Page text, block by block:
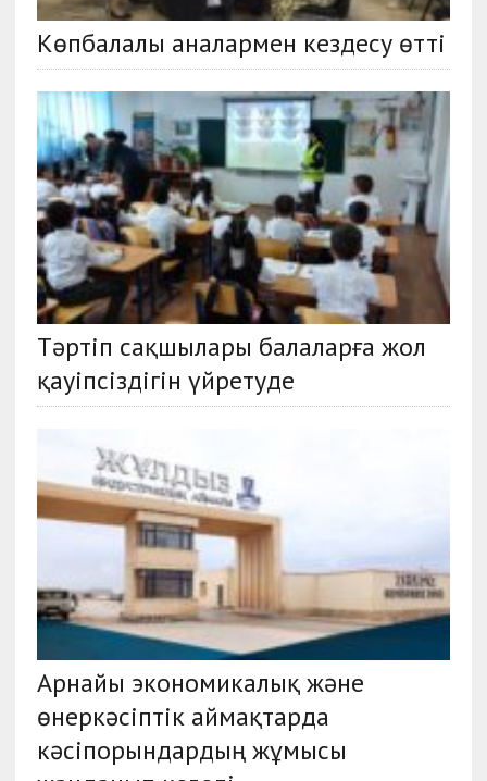
Көпбалалы аналармен кездесу өтті
Тәртіп сақшылары балаларға жол
қауіпсіздігін үйретуде
Арнайы экономикалық және
өнеркәсіптік аймақтарда
кәсіпорындардың жұмысы